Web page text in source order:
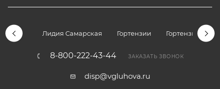
Лидия Самарская Гортензии Гортензии
8-800-222-43-44 ЗАКАЗАТЬ ЗВОНОК
disp@vgluhova.ru